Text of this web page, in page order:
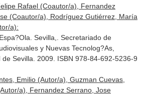
Rafael (Coautor/a), Fernandez
(Coautor/a), Rodríguez Gutiérrez, María
a):
Sevilla,. Secretariado de
y Nuevas Tecnolog?As,
de Sevilla. 2009. ISBN 978-84-692-5236-9
Emilio (Autor/a), Guzman Cuevas,
a), Fernandez Serrano, Jose